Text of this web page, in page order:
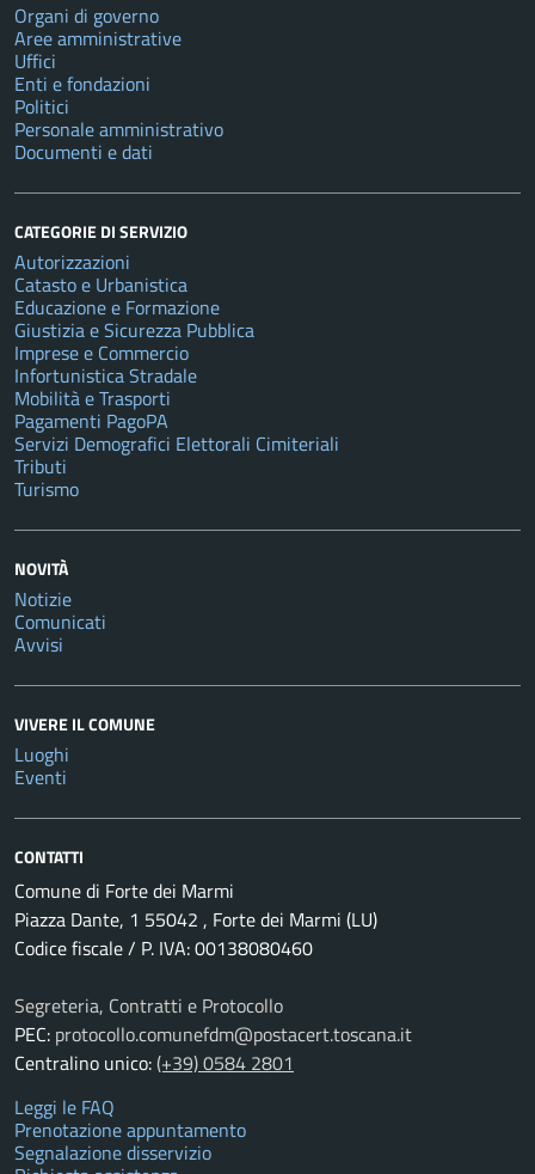
Organi di governo
Aree amministrative
Uffici
Enti e fondazioni
Politici
Personale amministrativo
Documenti e dati
CATEGORIE DI SERVIZIO
Autorizzazioni
Catasto e Urbanistica
Educazione e Formazione
Giustizia e Sicurezza Pubblica
Imprese e Commercio
Infortunistica Stradale
Mobilità e Trasporti
Pagamenti PagoPA
Servizi Demografici Elettorali Cimiteriali
Tributi
Turismo
NOVITÀ
Notizie
Comunicati
Avvisi
VIVERE IL COMUNE
Luoghi
Eventi
CONTATTI
Comune di Forte dei Marmi
Piazza Dante, 1 55042 , Forte dei Marmi (LU)
Codice fiscale / P. IVA: 00138080460
Segreteria, Contratti e Protocollo
PEC: protocollo.comunefdm@postacert.toscana.it
Centralino unico:(+39) 0584 2801
Leggi le FAQ
Prenotazione appuntamento
Segnalazione disservizio